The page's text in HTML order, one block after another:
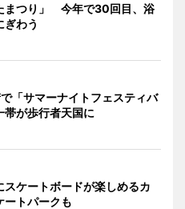
まつり」 今年で30回目、浴
ぎわう
「サマーナイトフェスティバ
が歩行者天国に
スケートボードが楽しめるカ
トパークも